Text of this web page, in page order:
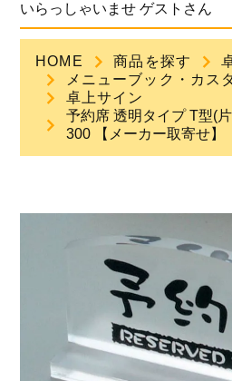
新規登録
商品一覧
ご利用ガイド
OEMについて
いらっしゃいませ ゲストさん
HOME 商品を探す
メニューブック・カス
卓上サイン
予約席 透明タイプ T型(
300 【メーカー取寄せ】